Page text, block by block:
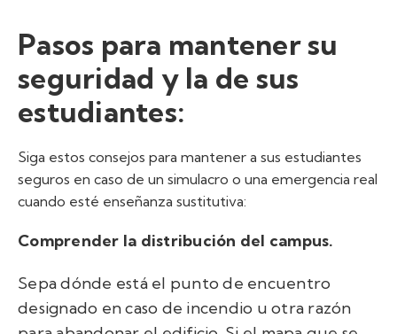
Pasos para mantener su
seguridad y la de sus
estudiantes:
Siga estos consejos para mantener a sus estudiantes
seguros en caso de un simulacro o una emergencia real
cuando esté enseñanza sustitutiva:
Comprender la distribución del campus.
Sepa dónde está el punto de encuentro
designado en caso de incendio u otra razón